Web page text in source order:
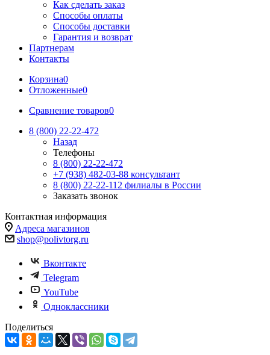
Как сделать заказ
Способы оплаты
Способы доставки
Гарантия и возврат
Партнерам
Контакты
Корзина0
Отложенные0
Сравнение товаров0
8 (800) 22-22-472
Назад
Телефоны
8 (800) 22-22-472
+7 (938) 482-03-88 консультант
8 (800) 22-22-112 филиалы в России
Заказать звонок
Контактная информация
Адреса магазинов
shop@polivtorg.ru
Вконтакте
Telegram
YouTube
Одноклассники
Поделиться